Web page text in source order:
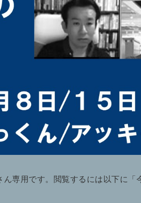
専用です。閲覧するには以下に「